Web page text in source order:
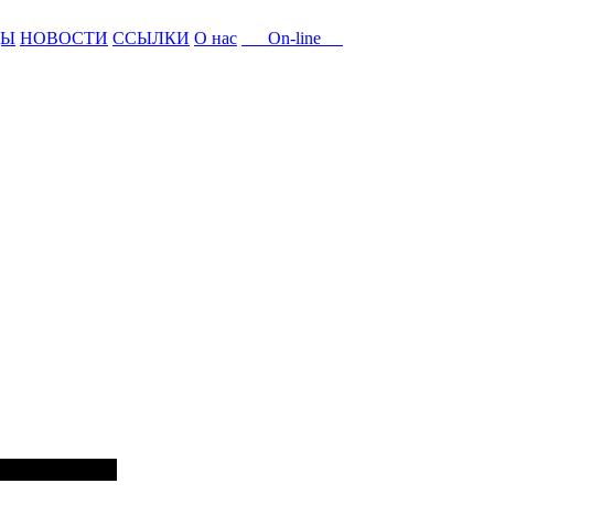
НОВОСТИ ССЫЛКИ О нас On-line